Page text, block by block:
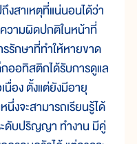
สาเหตุที่แน่นอนได้ว่า
วามผิดปกติในหน้าที่
รักษาที่ทำให้หายขาด
ออทิสติกได้รับการดูแล
นื่อง ตั้งแต่ยังมีอายุ
งจะสามารถเรียนรู้ได้
ะดับปริญญา ทำงาน มีคู่